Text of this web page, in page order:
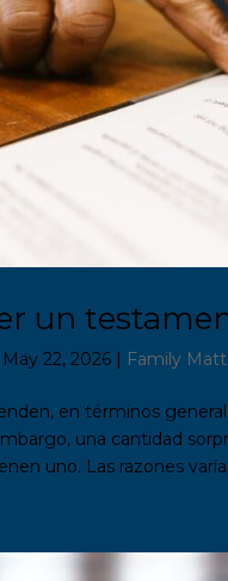
un
May 22, 2026 | Family
en términos
una cantidad
uno. Las razones